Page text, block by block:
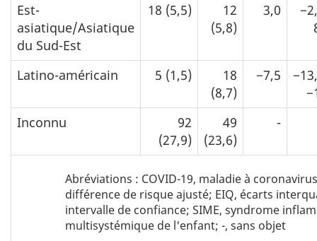
Est-
asiatique/Asiatique
du Sud-Est
18 (5,5)
12
(5,8)
3,0
Latino-américain 5 (1,5)
18
(8,7)
−7,5
Inconnu
92
(27,9)
49
(23,6)
-
abréviations
Abréviations : COVID-19, maladie à
différence de risque ajusté; EIQ, écarts
intervalle de confiance; SIME, syndrome
multisystémique de l'enfant; -, sans objet